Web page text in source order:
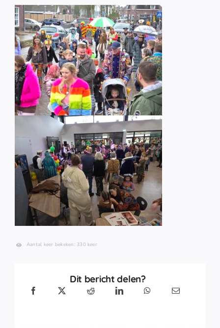
Aantal keer bekeken: 330 keer
Dit bericht delen?